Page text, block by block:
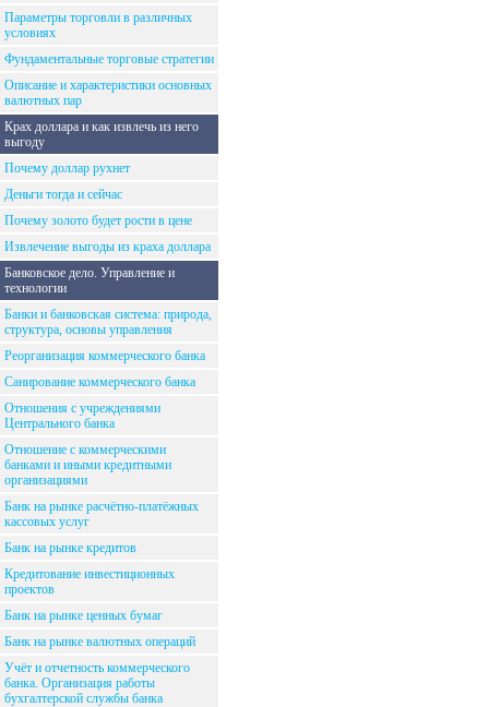
Параметры торговли в различных
условиях
Фундаментальные торговые стратегии
Описание и характеристики основных
валютных пар
Крах доллара и как извлечь из него
выгоду
Почему доллар рухнет
Деньги тогда и сейчас
Почему золото будет рости в цене
Извлечение выгоды из краха доллара
Банковское дело. Управление и
технологии
Банки и банковская система: природа,
структура, основы управления
Реорганизация коммерческого банка
Санирование коммерческого банка
Отношения с учреждениями
Центрального банка
Отношение с коммерческими
банками и иными кредитными
организациями
Банк на рынке расчётно-платёжных
кассовых услуг
Банк на рынке кредитов
Кредитование инвестиционных
проектов
Банк на рынке ценных бумаг
Банк на рынке валютных операций
Учёт и отчетность коммерческого
банка. Организация работы
бухгалтерской службы банка